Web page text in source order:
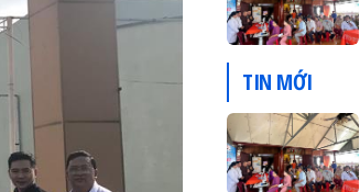
TIN MỚI